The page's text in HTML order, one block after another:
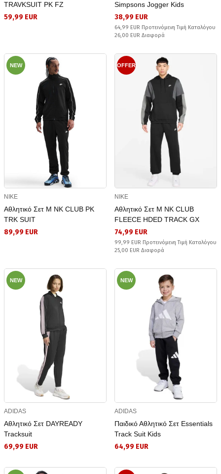
TRAVKSUIT PK FZ
59,99 EUR
Simpsons Jogger Kids
38,99 EUR
64,99 EUR Προτεινόμενη Τιμή Καταλόγου
26,00 EUR Διαφορά
NEW
NIKE
Αθλητικό Σετ M NK CLUB PK
TRK SUIT
89,99 EUR
OFFER
NIKE
Αθλητικό Σετ M NK CLUB
FLEECE HDED TRACK GX
74,99 EUR
99,99 EUR Προτεινόμενη Τιμή Καταλόγου
25,00 EUR Διαφορά
NEW
ADIDAS
Αθλητικό Σετ DAYREADY
Tracksuit
69,99 EUR
NEW
ADIDAS
Παιδικό Αθλητικό Σετ Essentials
Track Suit Kids
64,99 EUR